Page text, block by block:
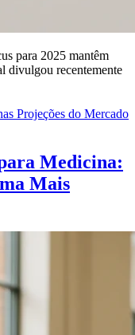
para 2025 mantêm
divulgou recentemente
Projeções do Mercado
Medicina:
Mais